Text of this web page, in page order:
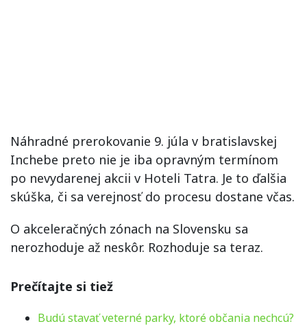
Náhradné prerokovanie 9. júla v bratislavskej
Inchebe preto nie je iba opravným termínom
po nevydarenej akcii v Hoteli Tatra. Je to ďalšia
skúška, či sa verejnosť do procesu dostane včas.
O akceleračných zónach na Slovensku sa
nerozhoduje až neskôr. Rozhoduje sa teraz.
Prečítajte si tiež
Budú stavať veterné parky, ktoré občania nechcú?